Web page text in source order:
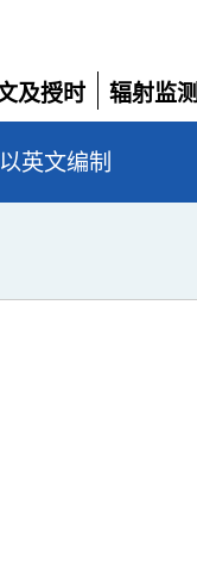
及授时
辐射监测
展
开
英文编制